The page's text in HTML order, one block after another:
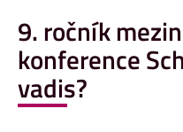
9. ročník
konference
vadis?